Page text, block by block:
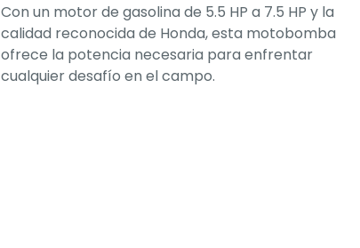
Con un motor de gasolina de 5.5 HP a 7.5 HP y la
calidad reconocida de Honda, esta motobomba
ofrece la potencia necesaria para enfrentar
cualquier desafío en el campo.